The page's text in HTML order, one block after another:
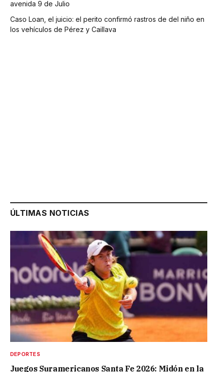
avenida 9 de Julio
Caso Loan, el juicio: el perito confirmó rastros de del niño en
los vehículos de Pérez y Caillava
ÚLTIMAS NOTICIAS
DEPORTES
Juegos Suramericanos Santa Fe 2026: Midón en la